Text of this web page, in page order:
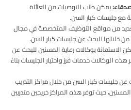
يمكن طلب التوصيات من العائلة
مع جليسات كبار السن.
من مواقع التوظيف المتخصصة في مجال
خلالها البحث عن جليسات كبار السن.
الاستعانة بوكالات رعاية المسنين للبحث عن
الوكالات خدمات فرز واختيار الجليسات بناءً
جليسات كبار السن من خلال مراكز التدريب
حيث توفر هذه المراكز خريجين متدربين